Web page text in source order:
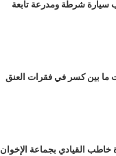
سيارة شرطة ومدرعة تابعة
ما بين كسر في فقرات العنق
خاطب القيادي بجماعة الإخوان